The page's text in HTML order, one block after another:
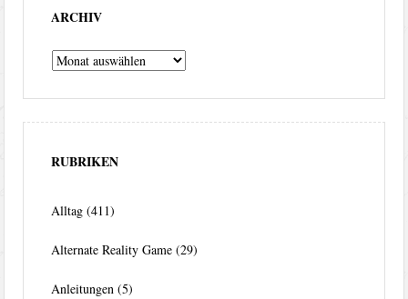
ARCHIV
Archiv
RUBRIKEN
Alltag (411)
Alternate Reality Game (29)
Anleitungen (5)